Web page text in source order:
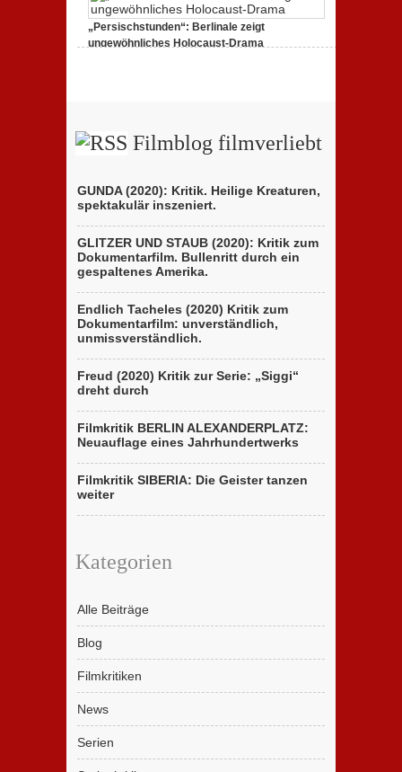
„Persischstunden“: Berlinale zeigt
ungewöhnliches Holocaust-Drama
Filmblog filmverliebt
GUNDA (2020): Kritik. Heilige Kreaturen,
spektakulär inszeniert.
GLITZER UND STAUB (2020): Kritik zum
Dokumentarfilm. Bullenritt durch ein
gespaltenes Amerika.
Endlich Tacheles (2020) Kritik zum
Dokumentarfilm: unverständlich,
unmissverständlich.
Freud (2020) Kritik zur Serie: „Siggi“
dreht durch
Filmkritik BERLIN ALEXANDERPLATZ:
Neuauflage eines Jahrhundertwerks
Filmkritik SIBERIA: Die Geister tanzen
weiter
Kategorien
Alle Beiträge
Blog
Filmkritiken
News
Serien